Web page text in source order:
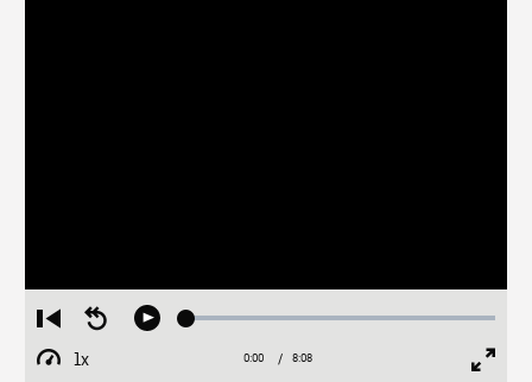
Restart
from
beginning
Seek
Play Loaded:
1x
Playback
Current
0:00 / Duration
8:08